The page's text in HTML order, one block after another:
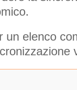
un elenco